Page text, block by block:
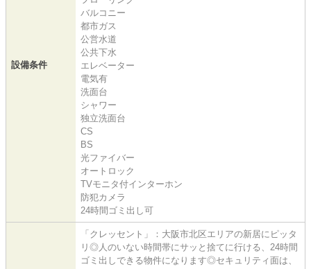
設備条件
バルコニー
都市ガス
公営水道
公共下水
エレベーター
電気有
洗面台
シャワー
独立洗面台
CS
BS
光ファイバー
オートロック
TVモニタ付インターホン
防犯カメラ
24時間ゴミ出し可
「クレッセント」：大阪市北区エリアの新居にピッタ
リ◎人のいない時間帯にサッと捨てに行ける、24時間
ゴミ出しできる物件になります◎セキュリティ面は、